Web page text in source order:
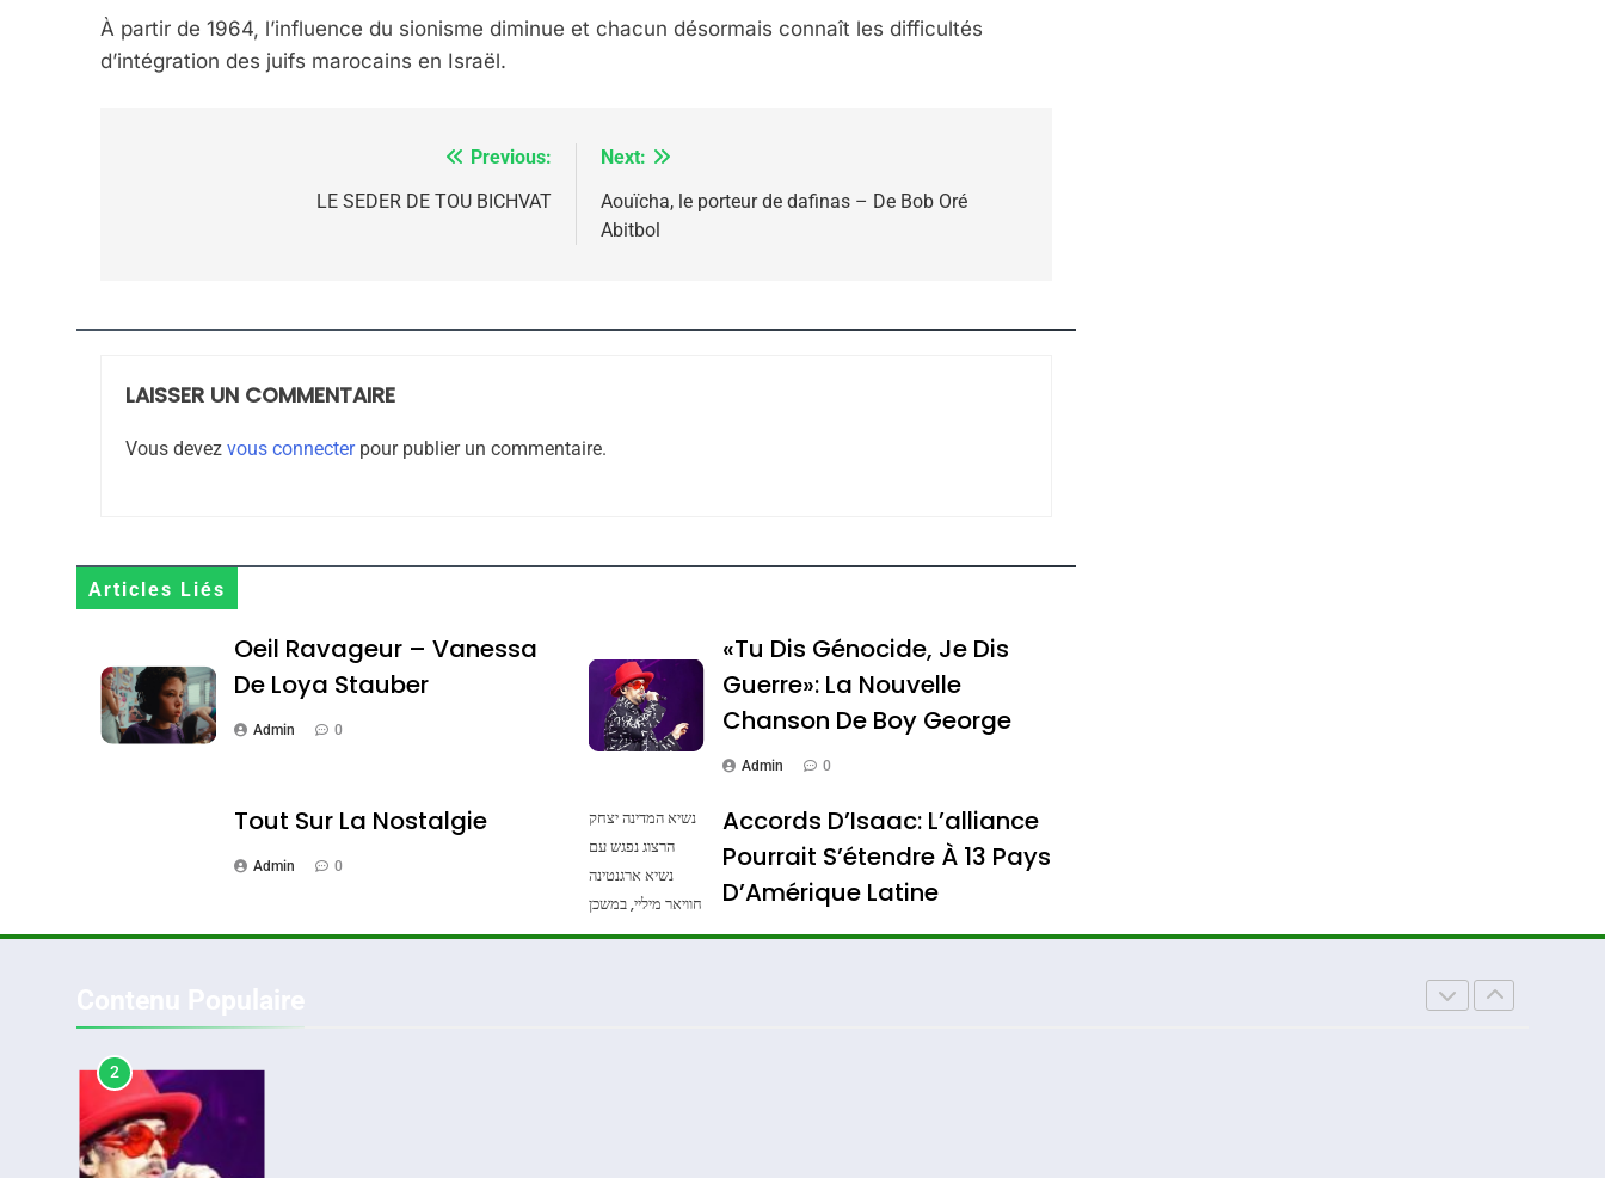
À partir de 1964, l’influence du sionisme diminue et chacun désormais connaît les difficultés
d’intégration des juifs marocains en Israël.
Previous:
LE SEDER DE TOU BICHVAT
Next:
Aouïcha, le porteur de dafinas – De Bob Oré
Abitbol
LAISSER UN COMMENTAIRE
Vous devez vous connecterpour publier un commentaire.
Articles Liés
Oeil Ravageur – Vanessa
De Loya Stauber
Admin 0
«Tu Dis Génocide, Je Dis
Guerre»: La Nouvelle
Chanson De Boy George
Admin 0
Tout Sur La Nostalgie
Admin 0
נשיא המדינה יצחק
הרצוג נפגש עם
נשיא ארגנטינה
חוויאר מיליי, במשכן
הנשיא בירושלים.
Accords D’Isaac: L’alliance
Pourrait S’étendre À 13 Pays
D’Amérique Latine
Admin 0
CE QUI NOUS MANQUE – Jacques Hadida
Terroir
Oeil Ravageur – Vanessa De Loya Stauber
2